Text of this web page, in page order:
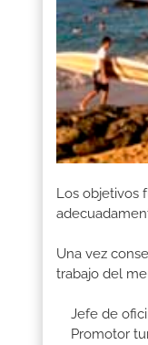
Los objetivos
Una vez
trabajo del
Jefe de
Promotor